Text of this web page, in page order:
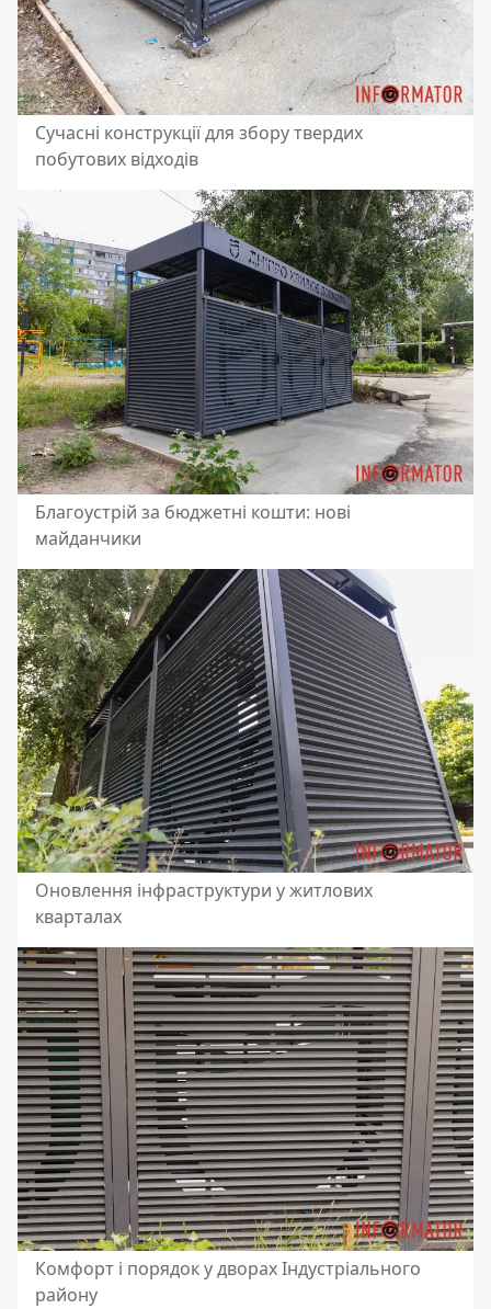
Сучасні конструкції для збору твердих
побутових відходів
Благоустрій за бюджетні кошти: нові
майданчики
Оновлення інфраструктури у житлових
кварталах
Комфорт і порядок у дворах Індустріального
району